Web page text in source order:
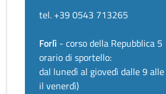
tel. +39 0543 713265
Forlì - corso della Repubblica 5
orario di sportello:
dal lunedì al giovedì dalle 9
il venerdì)